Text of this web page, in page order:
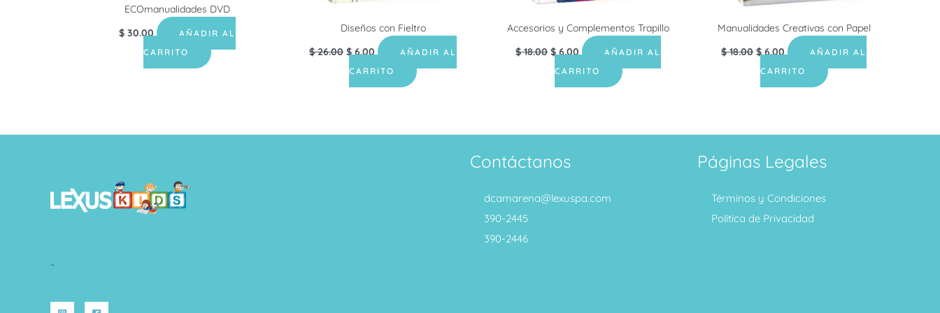
ECOmanualidades DVD
$ 30.00
AÑADIR AL
CARRITO
Diseños con Fieltro
$26.00 $6.00
AÑADIR AL
CARRITO
Accesorios y Complementos Trapillo
$18.00 $6.00
AÑADIR AL
CARRITO
Manualidades Creativas con Papel
$18.00 $6.00
AÑADIR AL
CARRITO
-
Contáctanos
dcamarena@lexuspa.com
390-2445
390-2446
Páginas Legales
Términos y Condiciones
Política de Privacidad